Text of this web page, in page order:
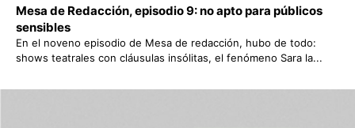
Mesa de Redacción, episodio 9: no apto para públicos
sensibles
En el noveno episodio de Mesa de redacción, hubo de todo:
shows teatrales con cláusulas insólitas, el fenómeno Sara la...